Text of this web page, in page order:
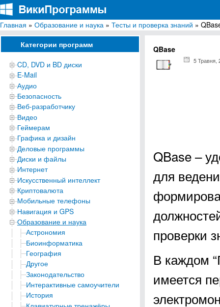
ВикиПрограммы
Энциклопедия бесплатных компьютерных программ для Windows
Главная » Образование и наука » Тесты и проверка знаний »
Категории программ
CD, DVD и BD диски
E-Mail
Аудио
Безопасность
Веб-разработчику
Видео
Геймерам
Графика и дизайн
Деловые программы
Диски и файлы
Интернет
Искусственный интеллект
Криптовалюта
Мобильные телефоны
Навигация и GPS
Образование и наука
Астрономия
Биоинформатика
География
Другое
Законодательство
Интерактивные самоучители
История
QBase
5 Травня,
QBase –
для
проверки
В каждом
имеется